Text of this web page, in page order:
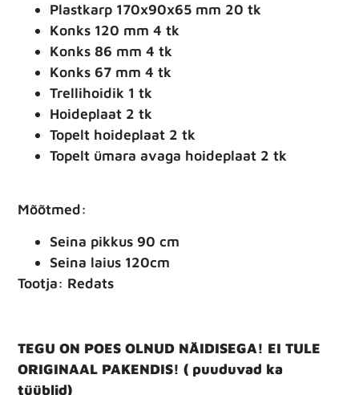
Plastkarp 170x90x65 mm 20 tk
Konks 120 mm 4 tk
Konks 86 mm 4 tk
Konks 67 mm 4 tk
Trellihoidik 1 tk
Hoideplaat 2 tk
Topelt hoideplaat 2 tk
Topelt ümara avaga hoideplaat 2 tk
Mõõtmed:
Seina pikkus 90 cm
Seina laius 120cm
Tootja: Redats
TEGU ON POES OLNUD NÄIDISEGA! EI TULE
ORIGINAAL PAKENDIS! ( puuduvad ka
tüüblid)